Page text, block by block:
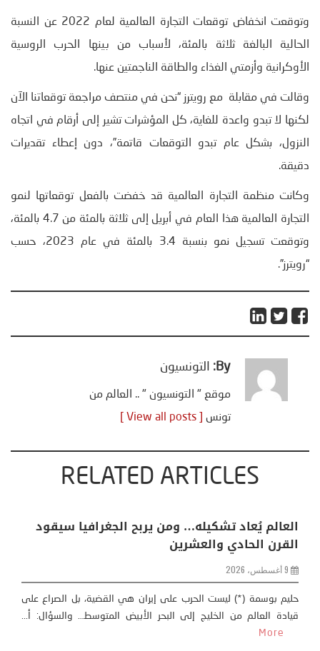
وتوقعت انخفاض توقعات التجارة العالمية لعام 2022 عن النسبة
الحالية البالغة ثلاثة بالمئة، لأسباب من بينها الحرب الروسية
الأوكرانية وأزمتي الغذاء والطاقة الناجمتين عنها.
وقالت في مقابلة مع رويترز “نحن في منتصف مراجعة توقعاتنا الآن
لكنها لا تبدو واعدة للغاية، كل المؤشرات تشير إلى أرقام في اتجاه
النزول، بشكل عام تبدو التوقعات قاتمة”، دون إعطاء تقديرات
دقيقة.
وكانت منظمة التجارة العالمية قد خفضت بالفعل توقعاتها لنمو
التجارة العالمية هذا العام في أبريل إلى ثلاثة بالمئة من 4.7 بالمئة،
وتوقعت تسجيل نمو بنسبة 3.4 بالمئة في عام 2023، حسب
“رويترز”.
By: التونسيون
موقع " التونسيون " .. العالم من
تونس
RELATED ARTICLES
خليفة بن سالم يكتب: “من سبتة إلى كييف .. أوروبا
في مواجهة حصار متعدد الجبهات”
2 أغسطس، 2026
خليفة بن سالم أثارت موجة النزوح الجماعي لآلاف المغاربة نحو مدينة
سبتة، الواقعة تحت الاحتلال الإسباني، على أمل الوصول إلى...
More